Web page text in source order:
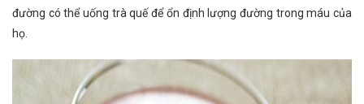
đường có thể uống trà quế để ổn định lượng đường trong máu của
họ.